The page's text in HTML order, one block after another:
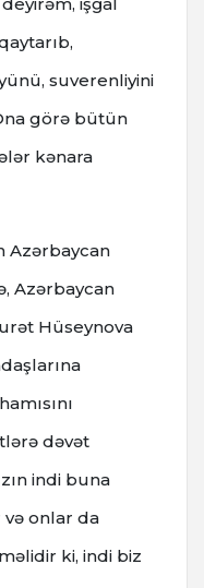
suverenliyini
görə bütün
kənara
Azərbaycan
Azərbaycan
Hüseynova
dəvət
indi buna
və onlar da
ki, indi biz